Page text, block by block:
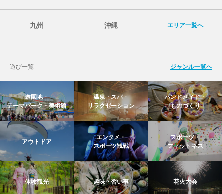
九州 沖縄 エリア一覧へ
遊び一覧 ジャンル一覧へ
遊園地・
テーマパーク・美術館
温泉・スパ・
リラクゼーション
ハンドメイド・
ものづくり
アウトドア
エンタメ・
スポーツ観戦
スポーツ・
フィットネス
体験観光 趣味・習い事 花火大会